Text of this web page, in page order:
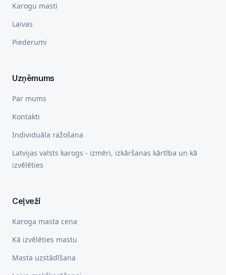
Karogu masti
Laivas
Piederumi
Uzņēmums
Par mums
Kontakti
Individuāla ražošana
Latvijas valsts karogs - izmēri, izkāršanas kārtība un kā
izvēlēties
Ceļveži
Karoga masta cena
Kā izvēlēties mastu
Masta uzstādīšana